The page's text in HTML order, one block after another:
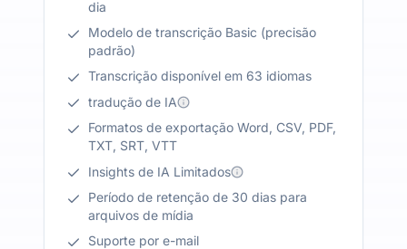
dia
Modelo de transcrição Basic (precisão
padrão)
Transcrição disponível em 63 idiomas
tradução de IA
Formatos de exportação Word, CSV, PDF,
TXT, SRT, VTT
Insights de IA Limitados
Período de retenção de 30 dias para
arquivos de mídia
Suporte por e-mail